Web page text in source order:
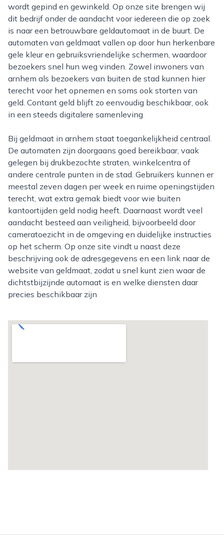
wordt gepind en gewinkeld. Op onze site brengen wij
dit bedrijf onder de aandacht voor iedereen die op zoek
is naar een betrouwbare geldautomaat in de buurt. De
automaten van geldmaat vallen op door hun herkenbare
gele kleur en gebruiksvriendelijke schermen, waardoor
bezoekers snel hun weg vinden. Zowel inwoners van
arnhem als bezoekers van buiten de stad kunnen hier
terecht voor het opnemen en soms ook storten van
geld. Contant geld blijft zo eenvoudig beschikbaar, ook
in een steeds digitalere samenleving
bij geldmaat in arnhem staat toegankelijkheid centraal.
De automaten zijn doorgaans goed bereikbaar, vaak
gelegen bij drukbezochte straten, winkelcentra of
andere centrale punten in de stad. Gebruikers kunnen er
meestal zeven dagen per week en ruime openingstijden
terecht, wat extra gemak biedt voor wie buiten
kantoortijden geld nodig heeft. Daarnaast wordt veel
aandacht besteed aan veiligheid, bijvoorbeeld door
cameratoezicht in de omgeving en duidelijke instructies
op het scherm. Op onze site vindt u naast deze
beschrijving ook de adresgegevens en een link naar de
website van geldmaat, zodat u snel kunt zien waar de
dichtstbijzijnde automaat is en welke diensten daar
precies beschikbaar zijn